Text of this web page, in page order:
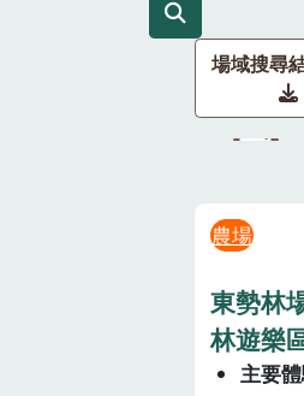
場域搜尋
農場
東勢林
林遊樂
主要